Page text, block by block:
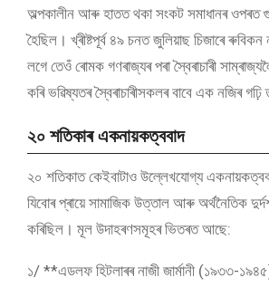
অল্পকালীন আৰু হাতত থকা সংকট সমাধানৰ
হৈছিল। খ্ৰীষ্টপূৰ্ব ৪৯ চনত জুলিয়াছ চিজাৰে ৰুবিকন
লগে তেওঁ ৰোমক গণৰাজ্যৰ পৰা স্বৈৰাচাৰী
কৰি ভৱিষ্যতৰ স্বৈৰাচাৰীসকলৰ বাবে এক নজিৰ গঢ়ি
২০ শতিকাৰ একনায়কত্ববাদ
২০ শতিকাত কেইবাটাও উল্লেখযোগ্য
যিবোৰ প্ৰায়ে সামাজিক উত্তাল আৰু অৰ্থনৈতিক
কৰিছিল। মূল উদাহৰণসমূহৰ ভিতৰত আছে:
১/ **এডলফ হিটলাৰৰ নাজী জাৰ্মানী (১৯৩৩-